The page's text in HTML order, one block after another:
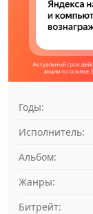
Годы:
Исполнитель:
Альбом:
Жанры:
Битрейт: